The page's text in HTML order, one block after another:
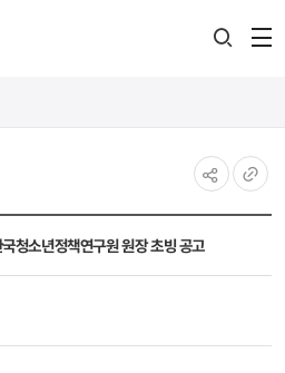
청소년정책연구원 원장 초빙 공고